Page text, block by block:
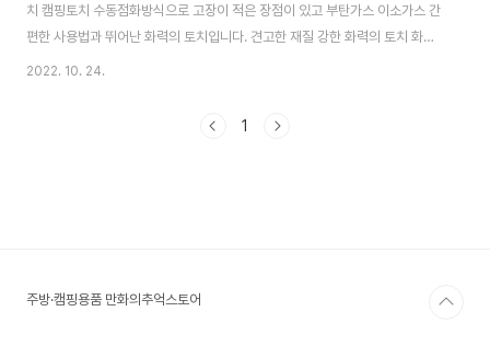
치 캠핑토치 수동점화방식으로 고장이 적은 장점이 있고 부탄가스 이소가스 간
편한 사용법과 뛰어난 화력의 토치입니다. 견고한 재질 강한 화력의 토치 화구
는 견고한 304스텐레스 재질이며 가스조절레버와 타부품은 알루미늄합금으
2022. 10. 24.
1
주방·캠핑용품 만화의추억스토어